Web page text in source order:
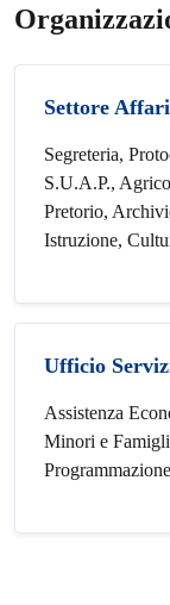
Settore
Segreteria,
S.U.A.P.,
Pretorio,
Istruzione,
Ufficio
Assistenza
Minori e